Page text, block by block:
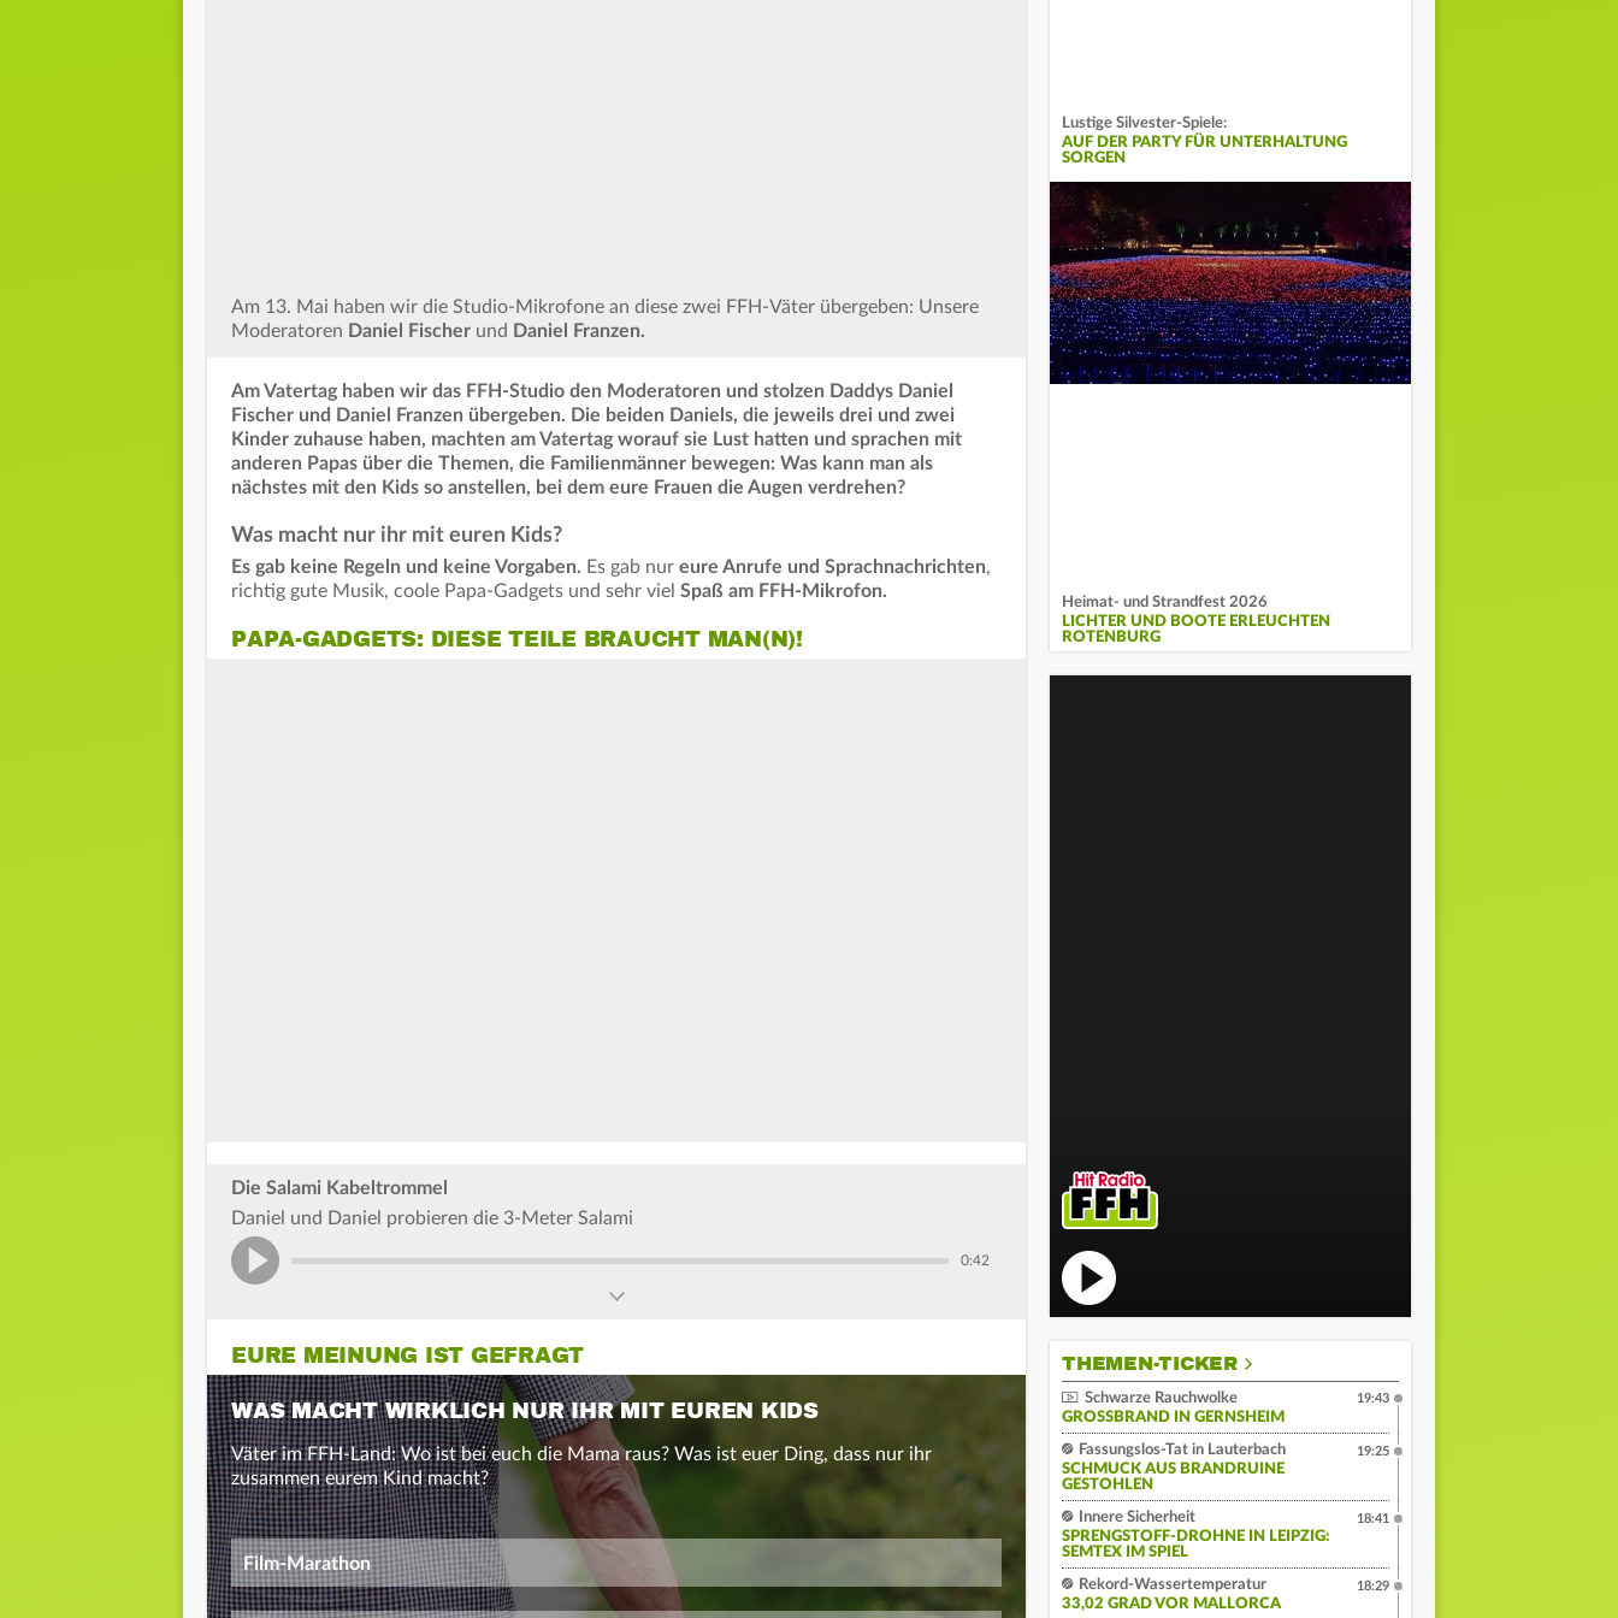
Am 13. Mai haben wir die Studio-Mikrofone an diese zwei FFH-Väter übergeben: Unsere
Moderatoren Daniel Fischer und Daniel Franzen.
Am Vatertag haben wir das FFH-Studio den Moderatoren und stolzen Daddys Daniel
Fischer und Daniel Franzen übergeben. Die beiden Daniels, die jeweils drei und zwei
Kinder zuhause haben, machten am Vatertag worauf sie Lust hatten und sprachen mit
anderen Papas über die Themen, die Familienmänner bewegen: Was kann man als
nächstes mit den Kids so anstellen, bei dem eure Frauen die Augen verdrehen?
Was macht nur ihr mit euren Kids?
Es gab keine Regeln und keine Vorgaben. Es gab nur eure Anrufe und Sprachnachrichten,
richtig gute Musik, coole Papa-Gadgets und sehr viel Spaß am FFH-Mikrofon.
PAPA-GADGETS: DIESE TEILE BRAUCHT MAN(N)!
Die Salami Kabeltrommel
Daniel und Daniel probieren die 3-Meter Salami
0:42
EURE MEINUNG IST GEFRAGT
WAS MACHT WIRKLICH NUR IHR MIT EUREN KIDS
Väter im FFH-Land: Wo ist bei euch die Mama raus? Was ist euer Ding, dass nur ihr
zusammen eurem Kind macht?
Film-Marathon
Lustige Silvester-Spiele:
AUF DER PARTY FÜR UNTERHALTUNG
SORGEN
Heimat- und Strandfest 2026
LICHTER UND BOOTE ERLEUCHTEN
ROTENBURG
THEMEN-TICKER
Schwarze Rauchwolke
GROSSBRAND IN GERNSHEIM
19:43
Fassungslos-Tat in Lauterbach
SCHMUCK AUS BRANDRUINE
GESTOHLEN
19:25
Innere Sicherheit
SPRENGSTOFF-DROHNE IN LEIPZIG:
SEMTEX IM SPIEL
18:41
Rekord-Wassertemperatur
33,02 GRAD VOR MALLORCA
18:29